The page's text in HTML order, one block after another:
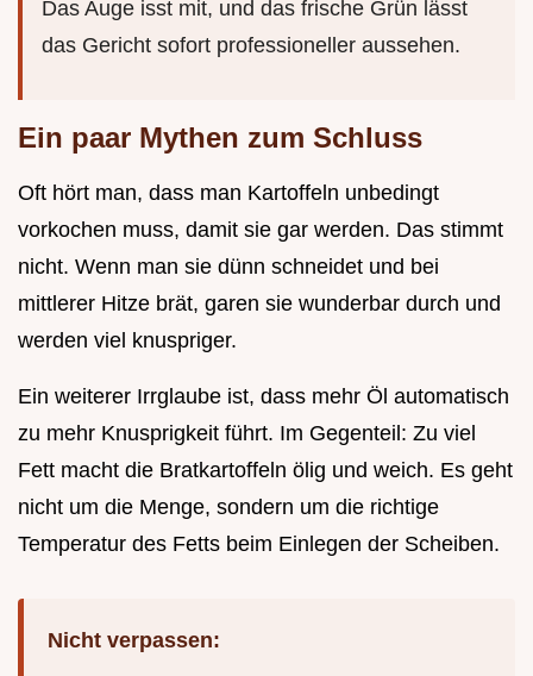
Das Auge isst mit, und das frische Grün lässt
das Gericht sofort professioneller aussehen.
Ein paar Mythen zum Schluss
Oft hört man, dass man Kartoffeln unbedingt
vorkochen muss, damit sie gar werden. Das stimmt
nicht. Wenn man sie dünn schneidet und bei
mittlerer Hitze brät, garen sie wunderbar durch und
werden viel knuspriger.
Ein weiterer Irrglaube ist, dass mehr Öl automatisch
zu mehr Knusprigkeit führt. Im Gegenteil: Zu viel
Fett macht die Bratkartoffeln ölig und weich. Es geht
nicht um die Menge, sondern um die richtige
Temperatur des Fetts beim Einlegen der Scheiben.
Nicht verpassen: